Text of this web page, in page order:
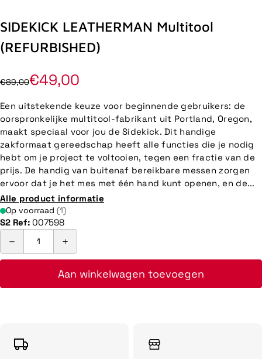
SIDEKICK LEATHERMAN Multitool
(REFURBISHED)
€89,00€49,00
Een uitstekende keuze voor beginnende gebruikers: de
oorspronkelijke multitool-fabrikant uit Portland, Oregon,
maakt speciaal voor jou de Sidekick. Dit handige
zakformaat gereedschap heeft alle functies die je nodig
hebt om je project te voltooien, tegen een fractie van de
prijs. De handig van buitenaf bereikbare messen zorgen
ervoor dat je het mes met één hand kunt openen, en de...
Alle product informatie
Op voorraad (1)
S2 Ref: 007598
Aan winkelwagen toevoegen